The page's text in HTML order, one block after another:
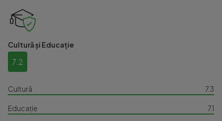
Cultură și Educație
7.2
Cultură 7.3
Educație 7.1